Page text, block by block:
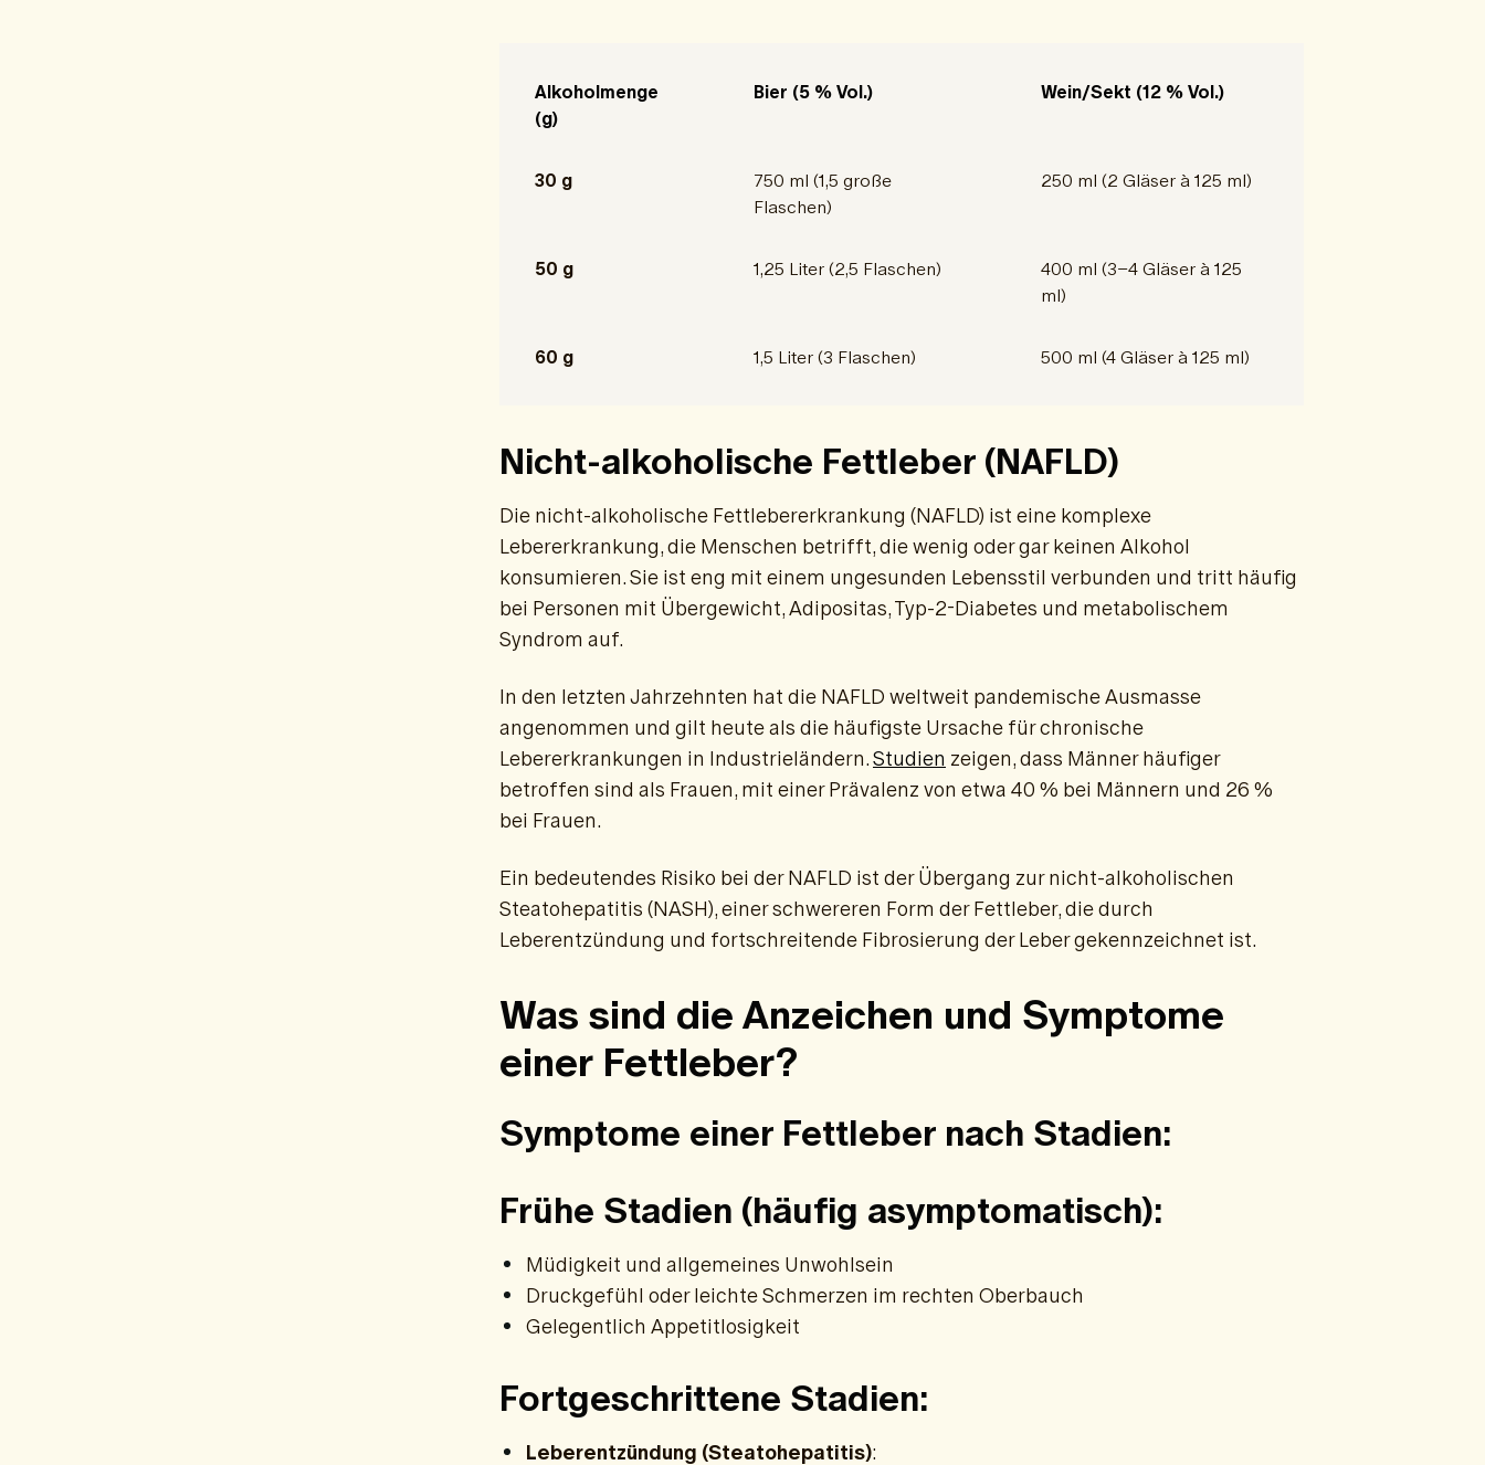
Alkoholmenge
(g)
Bier (5 % Vol.) Wein/Sekt (12 % Vol.)
30 g
750 ml (1,5 große
Flaschen)
250 ml (2 Gläser à 125 ml)
50 g 1,25 Liter (2,5 Flaschen)
400 ml (3–4 Gläser à 125
ml)
60 g 1,5 Liter (3 Flaschen) 500 ml (4 Gläser à 125 ml)
Nicht-alkoholische Fettleber (NAFLD)
Die nicht-alkoholische Fettlebererkrankung (NAFLD) ist eine komplexe
Lebererkrankung, die Menschen betrifft, die wenig oder gar keinen Alkohol
konsumieren. Sie ist eng mit einem ungesunden Lebensstil verbunden und tritt häufig
bei Personen mit Übergewicht, Adipositas, Typ-2-Diabetes und metabolischem
Syndrom auf.
In den letzten Jahrzehnten hat die NAFLD weltweit pandemische Ausmasse
angenommen und gilt heute als die häufigste Ursache für chronische
Lebererkrankungen in Industrieländern.Studien zeigen, dass Männer häufiger
betroffen sind als Frauen, mit einer Prävalenz von etwa 40 % bei Männern und 26 %
bei Frauen.
Ein bedeutendes Risiko bei der NAFLD ist der Übergang zur nicht-alkoholischen
Steatohepatitis (NASH), einer schwereren Form der Fettleber, die durch
Leberentzündung und fortschreitende Fibrosierung der Leber gekennzeichnet ist.
Was sind die Anzeichen und Symptome
einer Fettleber?
Symptome einer Fettleber nach Stadien:
Frühe Stadien (häufig asymptomatisch):
Müdigkeit und allgemeines Unwohlsein
Druckgefühl oder leichte Schmerzen im rechten Oberbauch
Gelegentlich Appetitlosigkeit
Fortgeschrittene Stadien:
Leberentzündung (Steatohepatitis):